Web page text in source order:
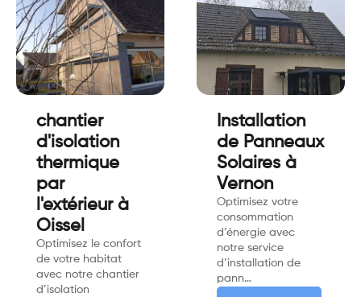
chantier
d'isolation
thermique
par
l'extérieur à
Oissel
Optimisez le confort
de votre habitat
avec notre chantier
d’isolation
Installation
de Panneaux
Solaires à
Vernon
Optimisez votre
consommation
d’énergie avec
notre service
d’installation de
pann…